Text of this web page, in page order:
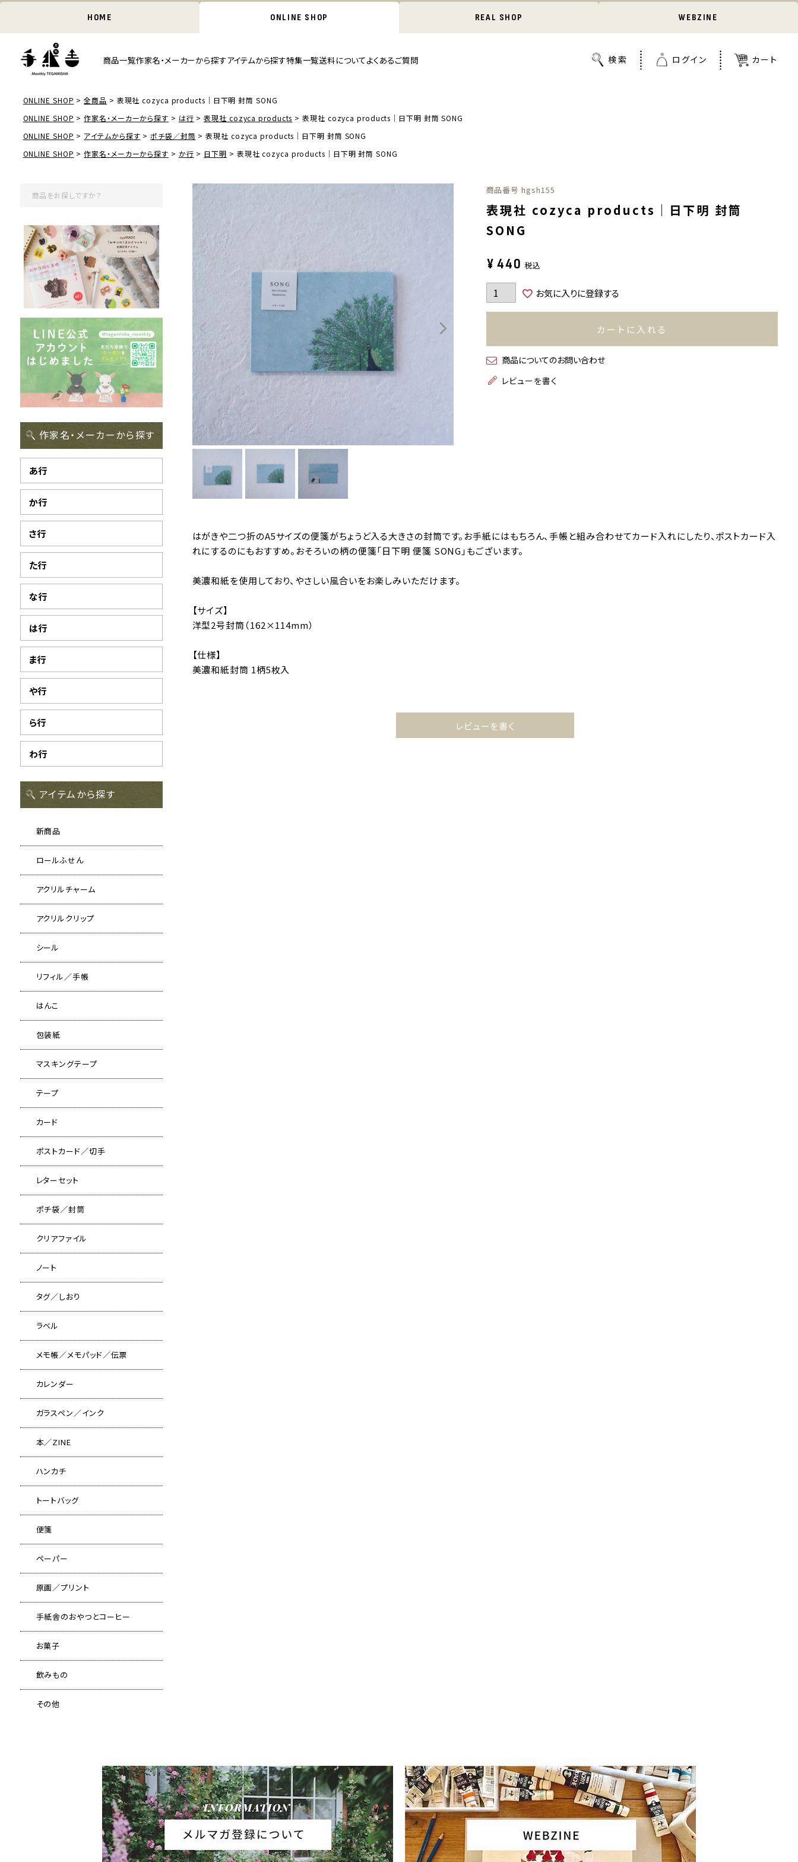
HOME ONLINE SHOP REAL SHOP WEBZINE
商品一覧作家名・メーカーから探すアイテムから探す特集一覧送料についてよくあるご質問
ONLINE SHOP 全商品
表現社 cozyca products｜日下明 封筒 SONG
ONLINE SHOP
作家名・メーカーから探す は行 表現社 cozyca products
表現社 cozyca products｜日下明 封筒 SONG
ONLINE SHOP
アイテムから探す ポチ袋／封筒
表現社 cozyca products｜日下明 封筒 SONG
ONLINE SHOP
作家名・メーカーから探す か行 日下明 表現社 cozyca products｜日下明 封筒 SONG
作家名・メーカーから探す
あ行
か行
さ行
た行
な行
は行
ま行
や行
ら行
わ行
アイテムから探す
新商品
ロールふせん
アクリルチャーム
アクリルクリップ
シール
リフィル／手帳
はんこ
包装紙
マスキングテープ
テープ
カード
ポストカード／切手
レターセット
ポチ袋／封筒
クリアファイル
ノート
タグ／しおり
ラベル
メモ帳／メモパッド／伝票
カレンダー
ガラスペン／インク
本／ZINE
ハンカチ
トートバッグ
便箋
ペーパー
原画／プリント
手紙舎のおやつとコーヒー
お菓子
飲みもの
その他
商品番号 hgsh155
表現社 cozyca products｜日下明 封筒
SONG
¥ 440 税込
お気に入りに登録する
カートに入れる
商品についてのお問い合わせ
レビューを書く
はがきや二つ折のA5サイズの便箋がちょうど入る大きさの封筒です。お手紙にはもちろん、手帳と組み合わせてカード入れにしたり、ポストカード入
れにするのにもおすすめ。おそろいの柄の便箋「日下明 便箋 SONG」もございます。
美濃和紙を使用しており、やさしい風合いをお楽しみいただけます。
【サイズ】
洋型2号封筒（162×114mm）
【仕様】
美濃和紙封筒 1柄5枚入
レビューを書く